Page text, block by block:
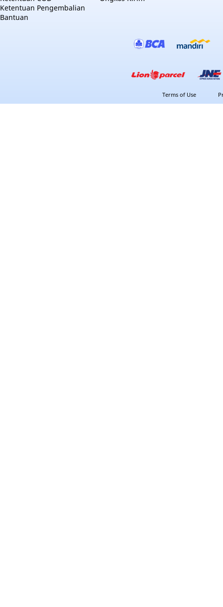
Ketentuan Pengembalian
Bantuan
Terms of Use